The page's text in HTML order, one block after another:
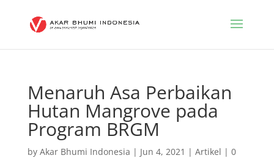
Menaruh Asa Perbaikan
Hutan Mangrove pada
Program BRGM
by Akar Bhumi Indonesia | Jun 4, 2021 | Artikel | 0